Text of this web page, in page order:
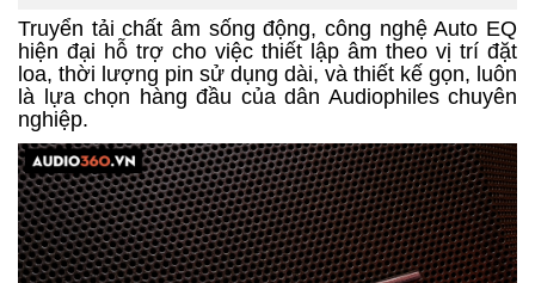
Truyển tải chất âm sống động, công nghệ Auto EQ
hiện đại hỗ trợ cho việc thiết lập âm theo vị trí đặt
loa, thời lượng pin sử dụng dài, và thiết kế gọn, luôn
là lựa chọn hàng đầu của dân Audiophiles chuyên
nghiệp.